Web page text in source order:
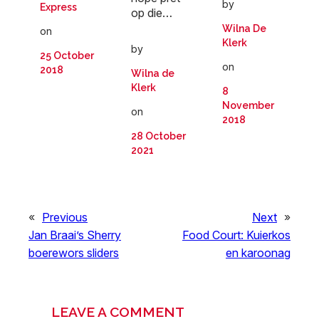
Express
on
25 October
2018
op die…
by
Wilna de
Klerk
on
28 October
2021
by
Wilna De
Klerk
on
8
November
2018
« Previous
Jan Braai’s Sherry
boerewors sliders
Next »
Food Court: Kuierkos
en karoonag
LEAVE A COMMENT